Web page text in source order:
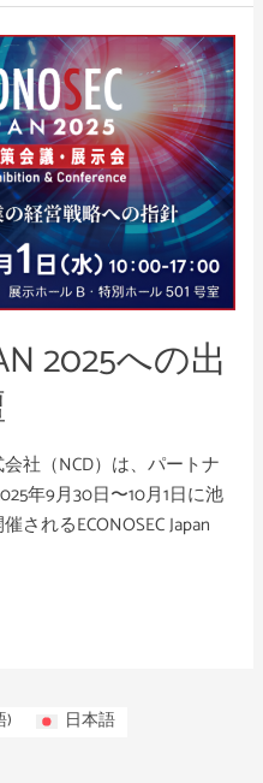
2025への出
社（NCD）は、パートナ
年9月30日〜10月1日に池
れるECONOSEC Japan
) 日本語